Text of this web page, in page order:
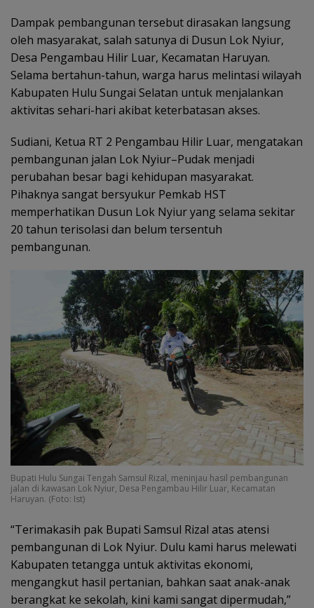
Dampak pembangunan tersebut dirasakan langsung
oleh masyarakat, salah satunya di Dusun Lok Nyiur,
Desa Pengambau Hilir Luar, Kecamatan Haruyan.
Selama bertahun-tahun, warga harus melintasi wilayah
Kabupaten Hulu Sungai Selatan untuk menjalankan
aktivitas sehari-hari akibat keterbatasan akses.
Sudiani, Ketua RT 2 Pengambau Hilir Luar, mengatakan
pembangunan jalan Lok Nyiur–Pudak menjadi
perubahan besar bagi kehidupan masyarakat.
Pihaknya sangat bersyukur Pemkab HST
memperhatikan Dusun Lok Nyiur yang selama sekitar
20 tahun terisolasi dan belum tersentuh
pembangunan.
Bupati Hulu Sungai Tengah Samsul Rizal, meninjau hasil pembangunan
jalan di kawasan Lok Nyiur, Desa Pengambau Hilir Luar, Kecamatan
Haruyan. (Foto: Ist)
“Terimakasih pak Bupati Samsul Rizal atas atensi
pembangunan di Lok Nyiur. Dulu kami harus melewati
Kabupaten tetangga untuk aktivitas ekonomi,
mengangkut hasil pertanian, bahkan saat anak-anak
berangkat ke sekolah, kini kami sangat dipermudah,”